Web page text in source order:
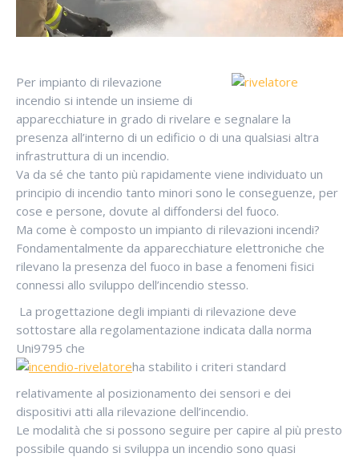
Per impianto di rilevazione
incendio si intende un insieme di
apparecchiature in grado di rivelare e segnalare la
presenza all’interno di un edificio o di una qualsiasi altra
infrastruttura di un incendio.
Va da sé che tanto più rapidamente viene individuato un
principio di incendio tanto minori sono le conseguenze, per
cose e persone, dovute al diffondersi del fuoco.
Ma come è composto un impianto di rilevazioni incendi?
Fondamentalmente da apparecchiature elettroniche che
rilevano la presenza del fuoco in base a fenomeni fisici
connessi allo sviluppo dell’incendio stesso.
La progettazione degli impianti di rilevazione deve
sottostare alla regolamentazione indicata dalla norma
Uni9795 che
ha stabilito i criteri standard
relativamente al posizionamento dei sensori e dei
dispositivi atti alla rilevazione dell’incendio.
Le modalità che si possono seguire per capire al più presto
possibile quando si sviluppa un incendio sono quasi